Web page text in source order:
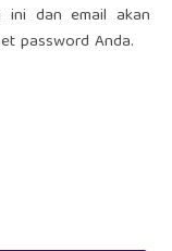
ini dan email akan
password Anda.